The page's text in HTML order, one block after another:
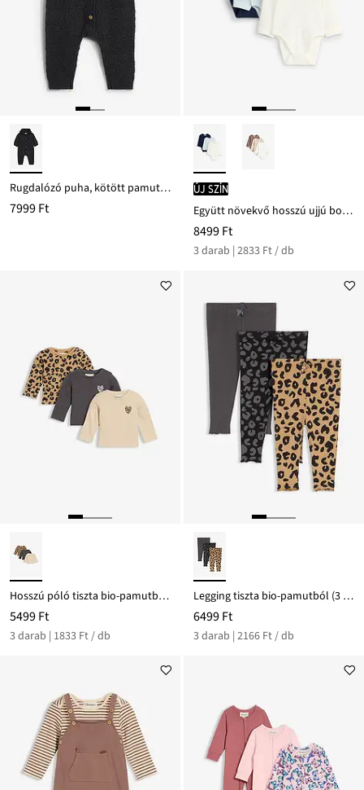
Rugdalózó puha, kötött pamut keverékből
7999 Ft
új szín
Együtt növekvő hosszú ujjú body tiszta pamutból (3 db-os csomag)
8499 Ft
3 darab | 2833 Ft / db
Hosszú póló tiszta bio-pamutból (3 db-os csomag)
5499 Ft
3 darab | 1833 Ft / db
Legging tiszta bio-pamutból (3 db-os csomag)
6499 Ft
3 darab | 2166 Ft / db